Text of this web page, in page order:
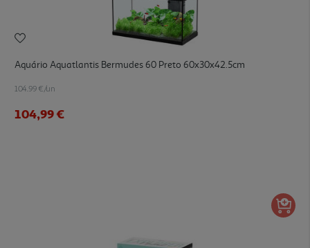
Aquário Aquatlantis Bermudes 60 Preto 60x30x42.5cm
104.99 €/un
104,99 €